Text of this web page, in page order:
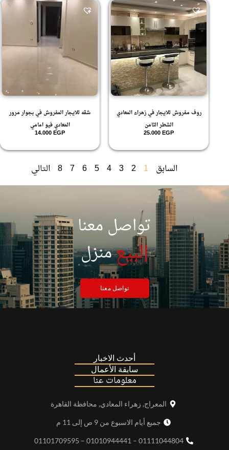
روف مفروش للايجار في زهراء المعادي
الشطر الثامن
25.000EGP
شقه للايجار المفروش في بجوار مرور
المعادي فيو امامي
14.000EGP
السابق التالي
تواصل معنا
لبيع| منزل
تواصل معنا
أحدث الاخبار
سابقة الأعمال
معلومات عنا
المعراج, زهراء المعادي, محافظة القاهرة
جميع أيام الاسبوع من 9 ص إلى 11 م
01111044804 – 01010944441 – 01101709595